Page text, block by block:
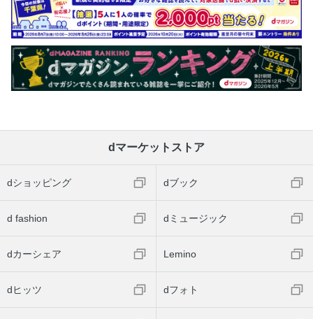
dマーケットストア
dショッピング dブック
d fashion dミュージック
dカーシェア Lemino
dヒッツ dフォト